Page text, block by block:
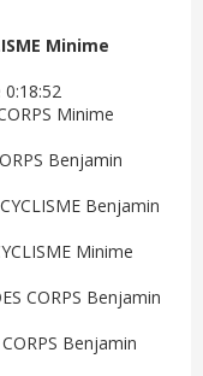
Minime
0:18:52
Minime
Benjamin
Benjamin
Minime
CORPS Benjamin
Benjamin